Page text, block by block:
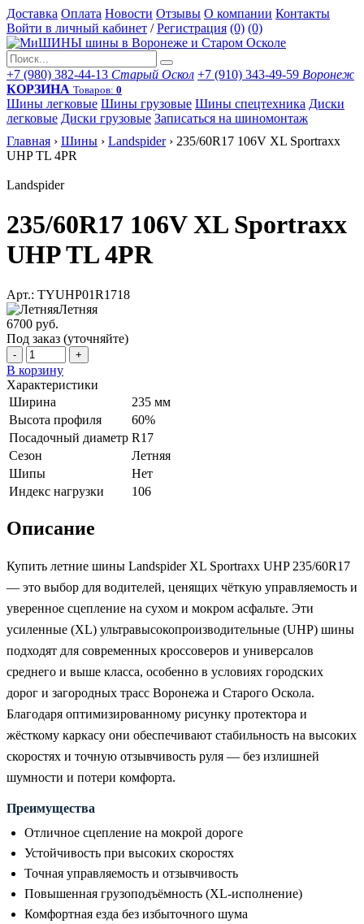
Доставка Оплата Новости Отзывы О компании Контакты
Войти в личный кабинет / Регистрация (0) (0)
+7 (980) 382-44-13 Старый Оскол +7 (910) 343-49-59 Воронеж
КОРЗИНА Товаров: 0
Шины легковые Шины грузовые Шины спецтехника Диски
легковые Диски грузовые Записаться на шиномонтаж
Главная › Шины › Landspider› 235/60R17 106V XL Sportraxx
UHP TL 4PR
Landspider
235/60R17 106V XL Sportraxx
UHP TL 4PR
Арт.: TYUHP01R1718
Летняя
6700 руб.
Под заказ (уточняйте)
- +
В корзину
Характеристики
Ширина
235 мм
Высота профиля
60%
Посадочный диаметр R17
Сезон
Летняя
Шипы
Нет
Индекс нагрузки
106
Описание
Купить летние шины Landspider XL Sportraxx UHP 235/60R17
— это выбор для водителей, ценящих чёткую управляемость и
уверенное сцепление на сухом и мокром асфальте. Эти
усиленные (XL) ультравысокопроизводительные (UHP) шины
подходят для современных кроссоверов и универсалов
среднего и выше класса, особенно в условиях городских
дорог и загородных трасс Воронежа и Старого Оскола.
Благодаря оптимизированному рисунку протектора и
жёсткому каркасу они обеспечивают стабильность на высоких
скоростях и точную отзывчивость руля — без излишней
шумности и потери комфорта.
Преимущества
Отличное сцепление на мокрой дороге
Устойчивость при высоких скоростях
Точная управляемость и отзывчивость
Повышенная грузоподъёмность (XL-исполнение)
Комфортная езда без избыточного шума